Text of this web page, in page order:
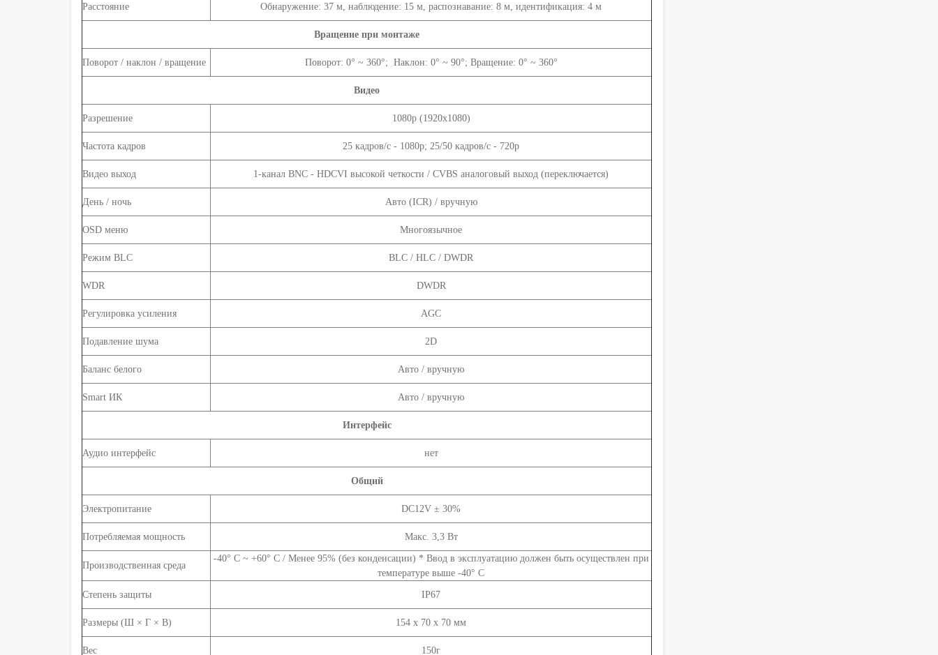
Расстояние Обнаружение: 37 м, наблюдение: 15 м, распознавание: 8 м, идентификация: 4 м
Вращение при монтаже
Поворот / наклон / вращение Поворот: 0° ~ 360°; Наклон: 0° ~ 90°; Вращение: 0° ~ 360°
Видео
Разрешение 1080р (1920х1080)
Частота кадров 25 кадров/с - 1080p; 25/50 кадров/с - 720р
Видео выход 1-канал BNC - HDCVI высокой четкости / CVBS аналоговый выход (переключается)
День / ночь Авто (ICR) / вручную
OSD меню Многоязычное
Режим BLC BLC / HLC / DWDR
WDR DWDR
Регулировка усиления AGC
Подавление шума 2D
Баланс белого Авто / вручную
Smart ИК Авто / вручную
Интерфейс
Аудио интерфейс нет
Общий
Электропитание DC12V ± 30%
Потребляемая мощность Макс. 3,3 Вт
Производственная среда
-40° C ~ +60° C / Менее 95% (без конденсации) * Ввод в эксплуатацию должен быть осуществлен при
температуре выше -40° C
Степень защиты IP67
Размеры (Ш × Г × В) 154 x 70 x 70 мм
Вес 150г